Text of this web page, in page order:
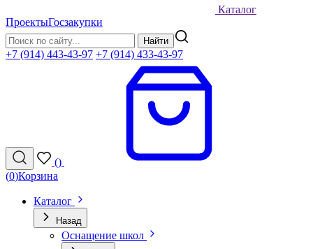
Каталог
ПроектыГосзакупки
Найти
+7 (914) 443-43-97 +7 (914) 433-43-97
()
(0)Корзина
Каталог
Назад
Оснащение школ